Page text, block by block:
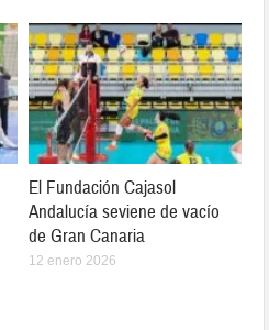
El Fundación Cajasol
Andalucía seviene de vacío
de Gran Canaria
12 enero 2026